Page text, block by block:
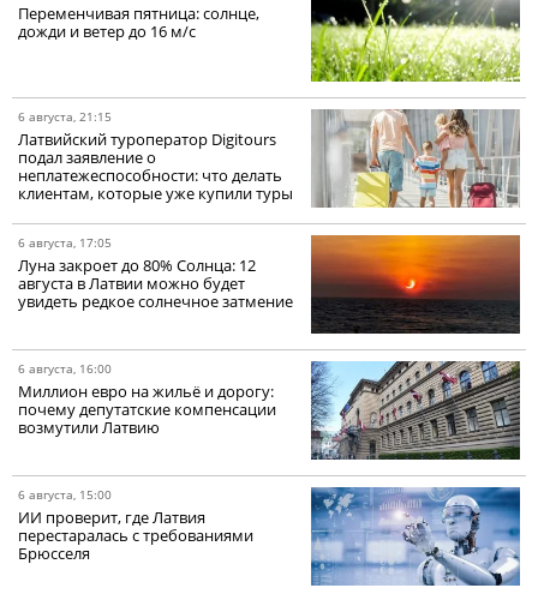
Переменчивая пятница: солнце,
дожди и ветер до 16 м/с
6 августа, 21:15
Латвийский туроператор Digitours
подал заявление о
неплатежеспособности: что делать
клиентам, которые уже купили туры
6 августа, 17:05
Луна закроет до 80% Солнца: 12
августа в Латвии можно будет
увидеть редкое солнечное затмение
6 августа, 16:00
Миллион евро на жильё и дорогу:
почему депутатские компенсации
возмутили Латвию
6 августа, 15:00
ИИ проверит, где Латвия
перестаралась с требованиями
Брюсселя